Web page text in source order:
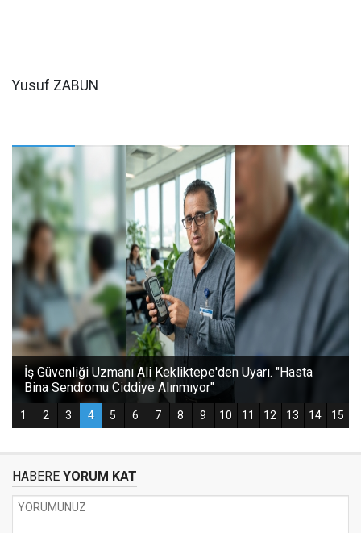
Yusuf ZABUN
HABERE YORUM KAT